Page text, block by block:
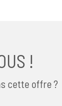
!
cette offre ?